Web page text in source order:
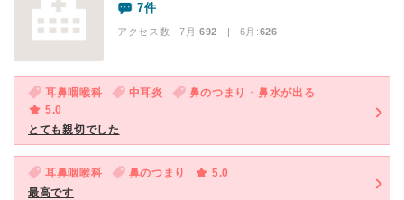
7件
アクセス数 7月:692 | 6月:626
耳鼻咽喉科 中耳炎
鼻のつまり・鼻水が出る
5.0
とても親切でした
耳鼻咽喉科 鼻のつまり
5.0
最高です